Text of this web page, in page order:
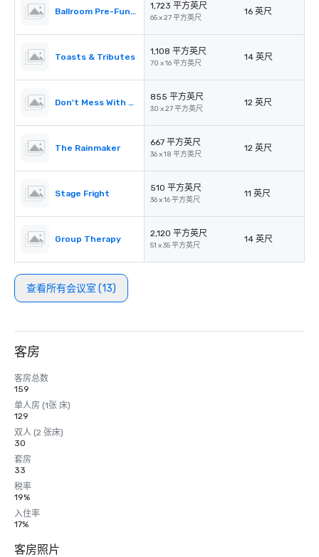
Ballroom Pre-Function
1,723 平方英尺
65 x 27 平方英尺
16 英尺
Toasts & Tributes
1,108 平方英尺
70 x 16 平方英尺
14 英尺
Don't Mess With Texas
855 平方英尺
30 x 27 平方英尺
12 英尺
The Rainmaker
667 平方英尺
36 x 18 平方英尺
12 英尺
Stage Fright
510 平方英尺
36 x 16 平方英尺
11 英尺
Group Therapy
2,120 平方英尺
51 x 35 平方英尺
14 英尺
查看所有会议室 (13)
客房
客房总数
159
单人房 (1张 床)
129
双人 (2 张床)
30
套房
33
税率
19%
入住率
17%
客房照片